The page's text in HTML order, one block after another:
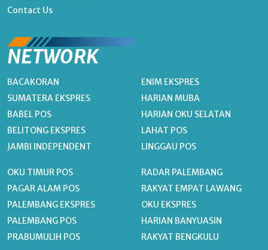
Contact Us
NETWORK
BACAKORAN
SUMATERA EKSPRES
BABEL POS
BELITONG EKSPRES
JAMBI INDEPENDENT
ENIM EKSPRES
HARIAN MUBA
HARIAN OKU SELATAN
LAHAT POS
LINGGAU POS
OKU TIMUR POS
PAGAR ALAM POS
PALEMBANG EKSPRES
PALEMBANG POS
PRABUMULIH POS
RADAR PALEMBANG
RAKYAT EMPAT LAWANG
OKU EKSPRES
HARIAN BANYUASIN
RAKYAT BENGKULU